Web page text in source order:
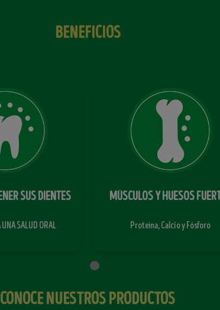
BENEFICIOS
SUS DIENTES
SALUD ORAL
MÚSCULOS Y HUESOS
Proteína, Calcio y Fósforo
CONOCE NUESTROS PRODUCTOS